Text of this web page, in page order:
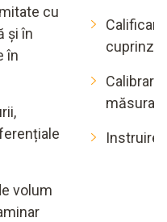
cu
și în
în
volum
măsurare